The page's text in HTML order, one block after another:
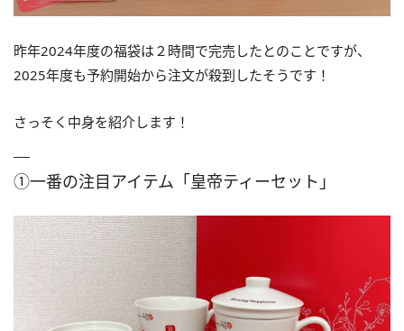
昨年2024年度の福袋は２時間で完売したとのことですが、
2025年度も予約開始から注文が殺到したそうです！
さっそく中身を紹介します！
①一番の注目アイテム「皇帝ティーセット」